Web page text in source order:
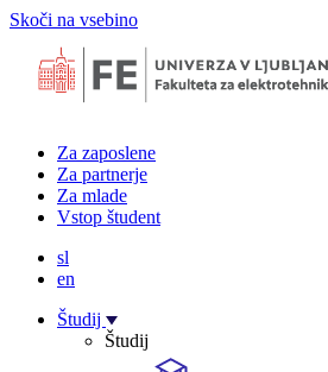
Skoči na vsebino
Za zaposlene
Za partnerje
Za mlade
Vstop študent
sl
en
Študij
Študij